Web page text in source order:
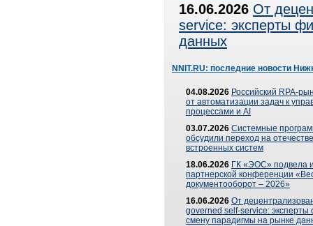
16.06.2026 От
service: эксперты
данных
NNIT.RU: последние новости
04.08.2026 Российский RPA-
от автоматизации задач к
процессами и AI
03.07.2026 Системные
обсудили переход на
встроенных систем
18.06.2026 ГК «ЭОС» подвела
партнерской конференции
документооборот – 2026»
16.06.2026 От
governed self-service: эксперты
смену парадигмы на рынке